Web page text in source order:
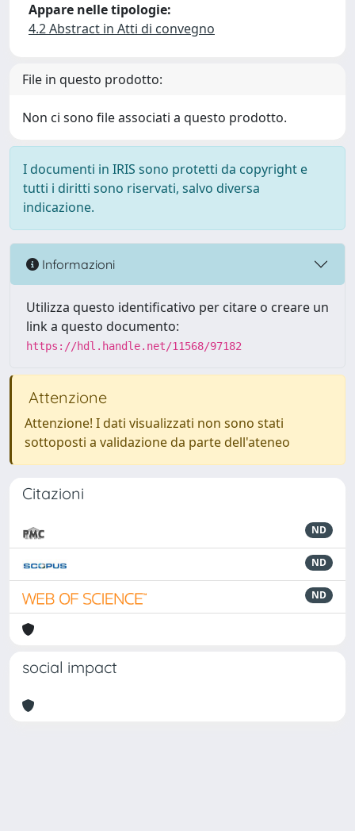
Appare nelle tipologie:
4.2 Abstract in Atti di convegno
File in questo prodotto:
Non ci sono file associati a questo prodotto.
I documenti in IRIS sono protetti da copyright e
tutti i diritti sono riservati, salvo diversa
indicazione.
Informazioni
Utilizza questo identificativo per citare o creare un
link a questo documento:
https://hdl.handle.net/11568/97182
Attenzione
Attenzione! I dati visualizzati non sono stati
sottoposti a validazione da parte dell'ateneo
Citazioni
ND
ND
ND
social impact